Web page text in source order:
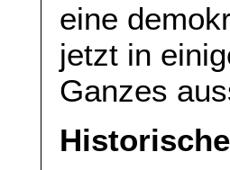
eine
jetzt in
Ganzes